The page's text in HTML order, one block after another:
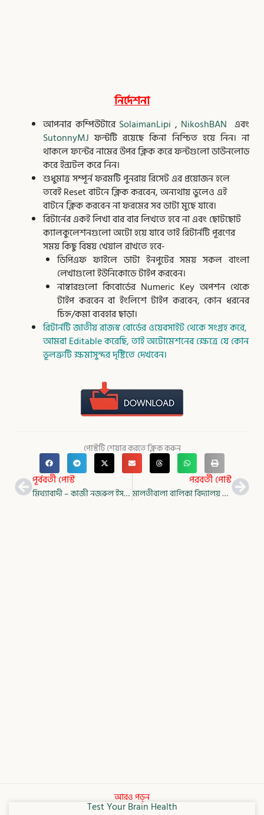
নির্দেশনা
আপনার কম্পিউটারে SolaimanLipi , NikoshBAN এবং
SutonnyMJ ফন্টটি রয়েছে কিনা নিশ্চিত হয়ে নিন। না
থাকলে ফন্টের নামের উপর ক্লিক করে ফন্টগুলো ডাউনলোড
করে ইন্সটল করে নিন।
শুধুমাত্র সম্পূর্ন ফরমটি পুনরায় রিসেট এর প্রয়োজন হলে
তবেই Reset বাটনে ক্লিক করবেন, অন্যথায় ভুলেও এই
বাটনে ক্লিক করবেন না ফরমের সব ডাটা মুছে যাবে।
রিটার্নের একই লিখা বার বার লিখতে হবে না এবং ছোটছোট
ক্যালকুলেশনগুলো অটো হয়ে যাবে তাই রিটার্নটি পূরণের
সময় কিছু বিষয় খেয়াল রাখতে হবে-
ডিপিএফ ফাইলে ডাটা ইনপুটের সময় সকল বাংলা
লেখাগুলো ইউনিকোডে টাইপ করবেন।
নাম্বারগুলো কিবোর্ডের Numeric Key অপশন থেকে
টাইপ করবেন বা ইংলিশে টাইপ করবেন, কোন ধরনের
চিহ্ন/কমা ব্যবহার ছাড়া।
রিটার্নটি জাতীয় রাজস্ব বোর্ডের ওয়েবসাইট থেকে সংগ্রহ করে,
আমরা Editable করেছি, তাই অটোমেশনের ক্ষেত্রে যে কোন
ভূলত্রুটি ক্ষমাসুন্দর দৃষ্টিতে দেখবেন।
পোস্টটি শেয়ার করতে ক্লিক করুন
Prevপূর্ববর্তী পোস্ট
মিথ্যাবাদী – কাজী নজরুল ইসলাম
পরবর্তী পোস্ট
মালতীবালা বালিকা বিদ্যালয় – জয় গোস্বামী
আরও পড়ুন
Test Your Brain Health